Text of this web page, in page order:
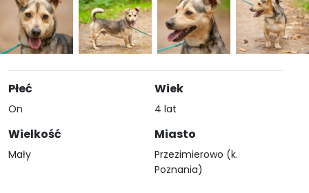
Płeć
On
Wielkość
Mały
Wiek
4 lat
Miasto
Przezimierowo (k.
Poznania)